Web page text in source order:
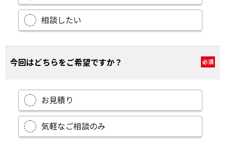
相談したい
今回はどちらをご希望ですか？ 必須
お見積り
気軽なご相談のみ